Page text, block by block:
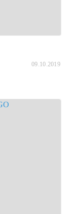
09.10.2019